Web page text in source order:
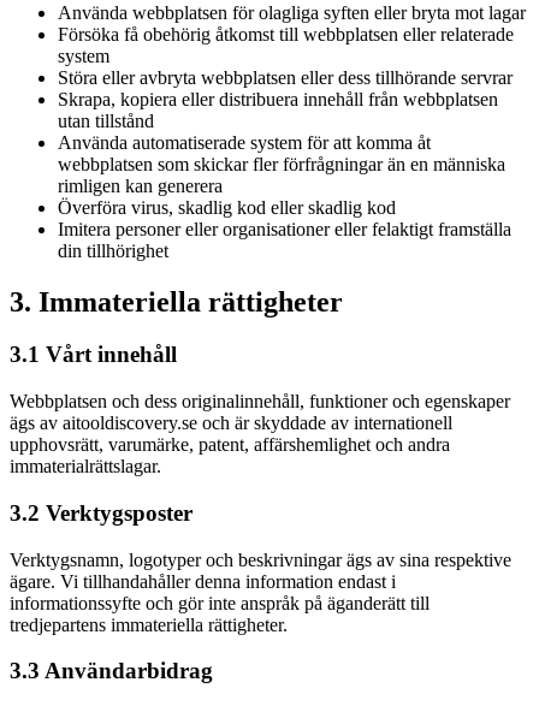
Använda webbplatsen för olagliga syften eller bryta mot lagar
Försöka få obehörig åtkomst till webbplatsen eller relaterade
system
Störa eller avbryta webbplatsen eller dess tillhörande servrar
Skrapa, kopiera eller distribuera innehåll från webbplatsen
utan tillstånd
Använda automatiserade system för att komma åt
webbplatsen som skickar fler förfrågningar än en människa
rimligen kan generera
Överföra virus, skadlig kod eller skadlig kod
Imitera personer eller organisationer eller felaktigt framställa
din tillhörighet
3. Immateriella rättigheter
3.1 Vårt innehåll
Webbplatsen och dess originalinnehåll, funktioner och egenskaper
ägs av aitooldiscovery.se och är skyddade av internationell
upphovsrätt, varumärke, patent, affärshemlighet och andra
immaterialrättslagar.
3.2 Verktygsposter
Verktygsnamn, logotyper och beskrivningar ägs av sina respektive
ägare. Vi tillhandahåller denna information endast i
informationssyfte och gör inte anspråk på äganderätt till
tredjepartens immateriella rättigheter.
3.3 Användarbidrag